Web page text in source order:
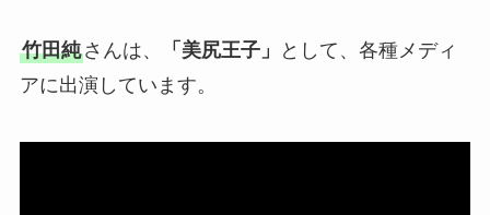
竹田純さんは、 「美尻王子」
として、各種メディ
アに出演しています。